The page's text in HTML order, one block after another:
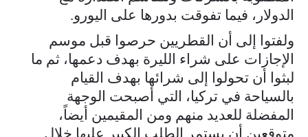
الدولار، فيما تفوقت بدورها على اليورو.
ولفتوا إلى أن القطريين حرصوا قبل موسم
الإجازات على شراء الليرة بهدف دعمها، ثم ما
لبثوا أن تحولوا إلى شرائها بهدف القيام
بالسياحة في تركيا، التي أصبحت الوجهة
المفضلة للعديد منهم ومن المقيمين أيضاً،
متوقعين أن يستمر الطلب الكبير عليها خلال